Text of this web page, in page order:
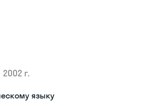
2002 г.
языку